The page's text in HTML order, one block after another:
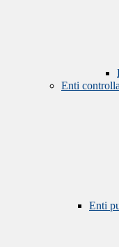
Enti
Enti